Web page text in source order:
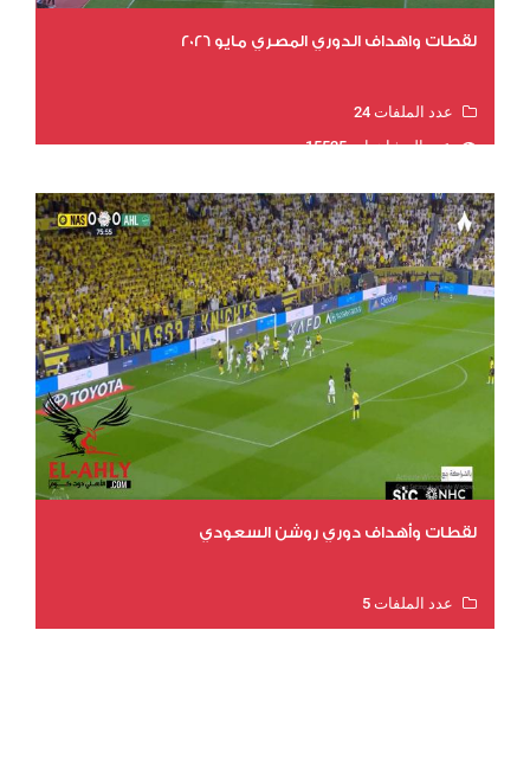
لقطات واهداف الدوري المصري مايو 2026
عدد الملفات 24
عدد المشاهدات 15525
لقطات وأهداف دوري روشن السعودي
عدد الملفات 5